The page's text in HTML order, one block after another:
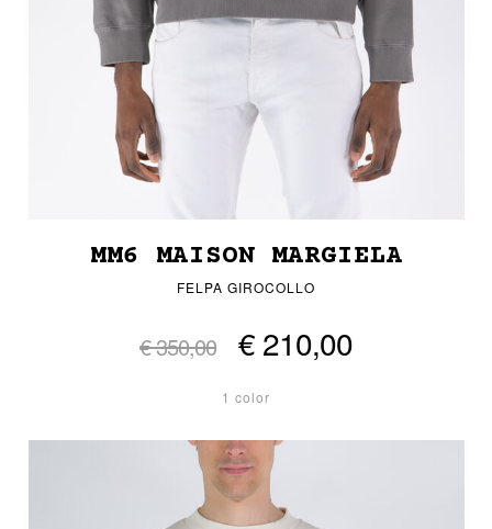
MM6 MAISON MARGIELA
FELPA GIROCOLLO
€ 350,00 € 210,00
1 color